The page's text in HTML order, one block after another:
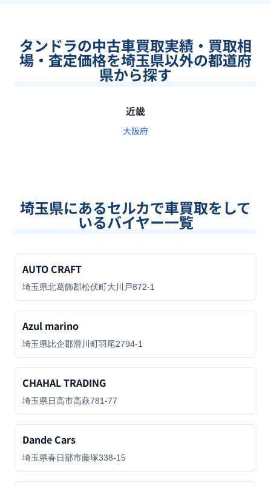
タンドラの中古車買取実績・買取相
場・査定価格を埼玉県以外の都道府
県から探す
近畿
大阪府
埼玉県にあるセルカで車買取をして
いるバイヤー一覧
AUTO CRAFT
埼玉県北葛飾郡松伏町大川戸872-1
Azul marino
埼玉県比企郡滑川町羽尾2794-1
CHAHAL TRADING
埼玉県日高市高萩781-77
Dande Cars
埼玉県春日部市藤塚338-15